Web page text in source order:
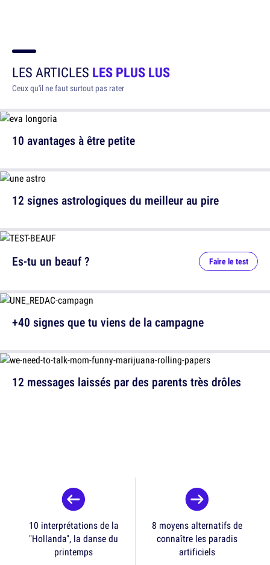
LES ARTICLES LES PLUS LUS
Ceux qu'il ne faut surtout pas rater
10 avantages à être petite
12 signes astrologiques du meilleur au pire
12 messages laissés par des parents très drôles
Es-tu un beauf ? Faire le test
+40 signes que tu viens de la campagne
10 interprétations de la
"Hollanda", la danse du
printemps
8 moyens alternatifs de
connaître les paradis
artificiels